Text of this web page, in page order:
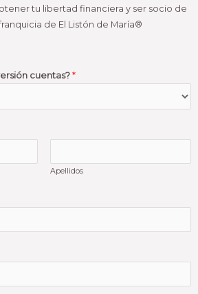
tu libertad financiera y ser socio de
de El Listón de María®
cuentas? *
Apellidos